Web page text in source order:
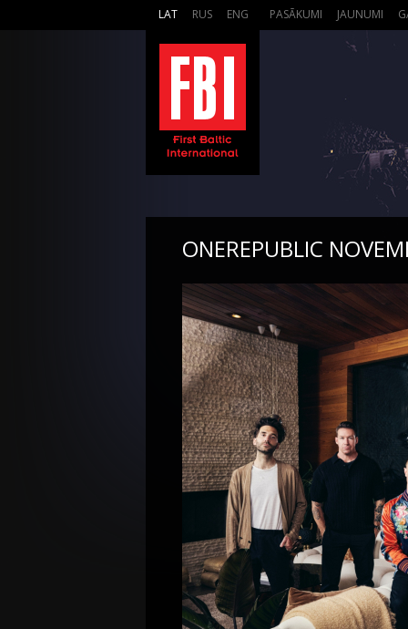
LAT RUS ENG PASĀKUMI JAUNUMI
ONEREPUBLIC